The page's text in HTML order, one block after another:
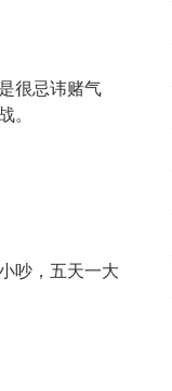
很忌讳赌气
。
吵，五天一大